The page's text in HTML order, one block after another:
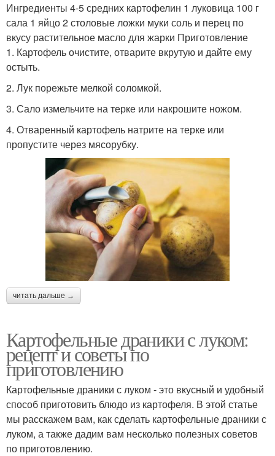
Ингредиенты 4-5 средних картофелин 1 луковица 100 г
сала 1 яйцо 2 столовые ложки муки соль и перец по
вкусу растительное масло для жарки Приготовление
1. Картофель очистите, отварите вкрутую и дайте ему
остыть.
2. Лук порежьте мелкой соломкой.
3. Сало измельчите на терке или накрошите ножом.
4. Отваренный картофель натрите на терке или
пропустите через мясорубку.
читать дальше →
Картофельные драники с луком:
рецепт и советы по
приготовлению
Картофельные драники с луком - это вкусный и удобный
способ приготовить блюдо из картофеля. В этой статье
мы расскажем вам, как сделать картофельные драники с
луком, а также дадим вам несколько полезных советов
по приготовлению.